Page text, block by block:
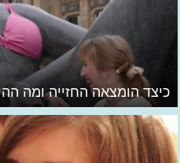
כיצד הומצאה החזייה ומה